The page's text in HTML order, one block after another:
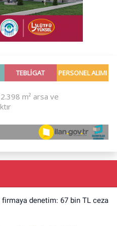
denetim: 67 bin TL ceza